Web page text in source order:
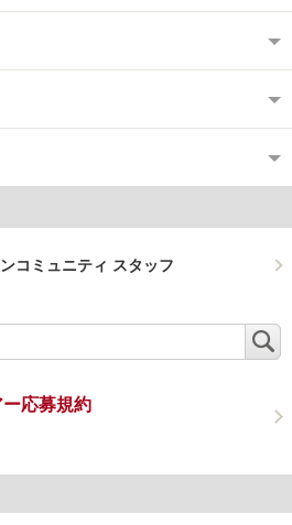
コミュニティ スタッフ
索
応募規約